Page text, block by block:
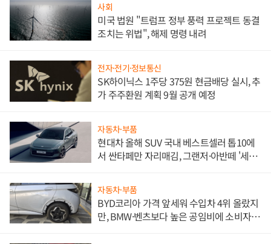
사회
미국 법원 "트럼프 정부 풍력 프로젝트 동결
조치는 위법", 해제 명령 내려
전자·전기·정보통신
SK하이닉스 1주당 375원 현금배당 실시, 추
가 주주환원 계획 9월 공개 예정
자동차·부품
현대차 올해 SUV 국내 베스트셀러 톱10에
서 싼타페만 자리매김, 그랜저·아반떼 '세단
자동차·부품
BYD코리아 가격 앞세워 수입차 4위 올랐지
만, BMW·벤츠보다 높은 공임비에 소비자